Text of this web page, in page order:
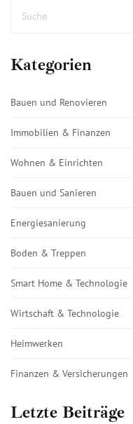
Kategorien
Bauen und Renovieren
Immobilien & Finanzen
Wohnen & Einrichten
Bauen und Sanieren
Energiesanierung
Boden & Treppen
Smart Home & Technologie
Wirtschaft & Technologie
Heimwerken
Finanzen & Versicherungen
Letzte Beiträge